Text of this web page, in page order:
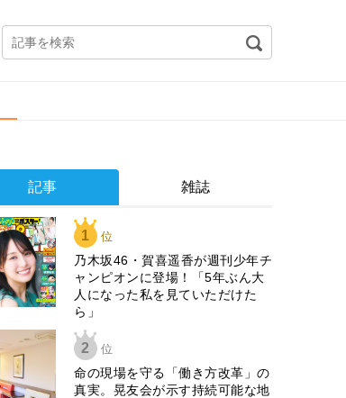
記事 雑誌
1 位
乃木坂46・賀喜遥香が週刊少年チ
ャンピオンに登場！「5年ぶん大
人になった私を見ていただけた
ら」
2 位
​命の現場を守る「働き方改革」の
真実。晃友会が示す持続可能な地